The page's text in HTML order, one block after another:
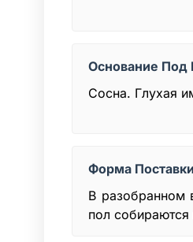
Основание Под
Сосна. Глухая
Форма
В разобранном
пол собираются